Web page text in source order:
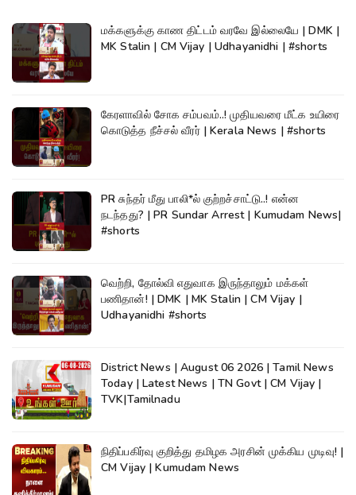
மக்களுக்கு காண திட்டம் வரவே இல்லையே | DMK |
MK Stalin | CM Vijay | Udhayanidhi | #shorts
கேரளாவில் சோக சம்பவம்..! முதியவரை மீட்க உயிரை
கொடுத்த நீச்சல் வீரர் | Kerala News | #shorts
PR சுந்தர் மீது பாலி*ல் குற்றச்சாட்டு..! என்ன
நடந்தது? | PR Sundar Arrest | Kumudam News|
#shorts
வெற்றி, தோல்வி எதுவாக இருந்தாலும் மக்கள்
பணிதான்! | DMK | MK Stalin | CM Vijay |
Udhayanidhi #shorts
District News | August 06 2026 | Tamil News
Today | Latest News | TN Govt | CM Vijay |
TVK|Tamilnadu
நிதிப்பகிர்வு குறித்து தமிழக அரசின் முக்கிய முடிவு! |
CM Vijay | Kumudam News